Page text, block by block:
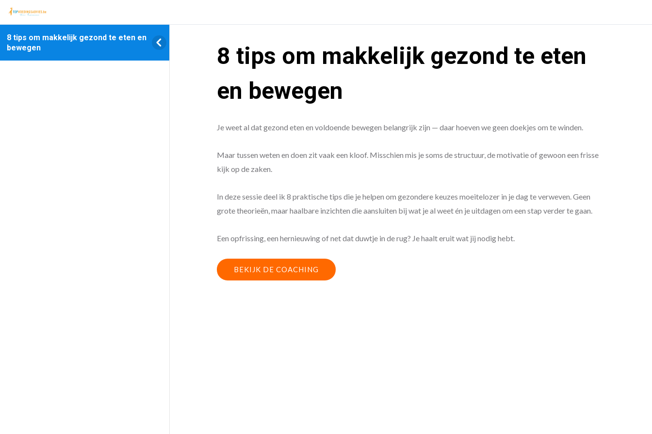
8 tips om makkelijk gezond te eten en
bewegen
8 tips om makkelijk gezond te eten
en bewegen
Je weet al dat gezond eten en voldoende bewegen belangrijk zijn — daar hoeven we geen doekjes om te winden.
Maar tussen weten en doen zit vaak een kloof. Misschien mis je soms de structuur, de motivatie of gewoon een frisse
kijk op de zaken.
In deze sessie deel ik 8 praktische tips die je helpen om gezondere keuzes moeitelozer in je dag te verweven. Geen
grote theorieën, maar haalbare inzichten die aansluiten bij wat je al weet én je uitdagen om een stap verder te gaan.
Een opfrissing, een hernieuwing of net dat duwtje in de rug? Je haalt eruit wat jij nodig hebt.
BEKIJK DE COACHING